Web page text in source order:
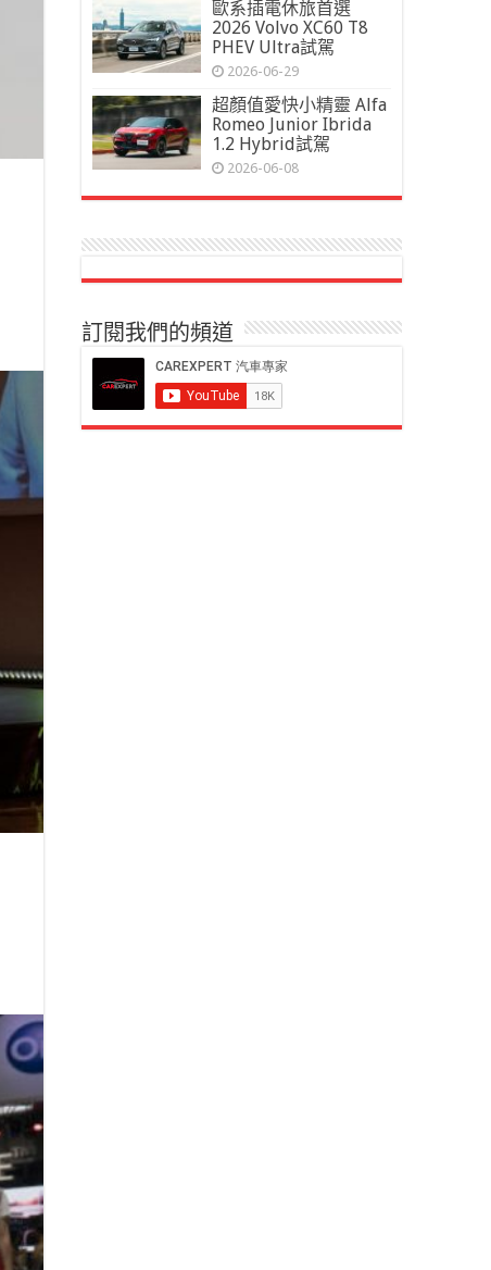
歐系插電休旅首選
2026 Volvo XC60 T8
PHEV Ultra試駕
2026-06-29
超顏值愛快小精靈 Alfa
Romeo Junior Ibrida
1.2 Hybrid試駕
2026-06-08
訂閱我們的頻道